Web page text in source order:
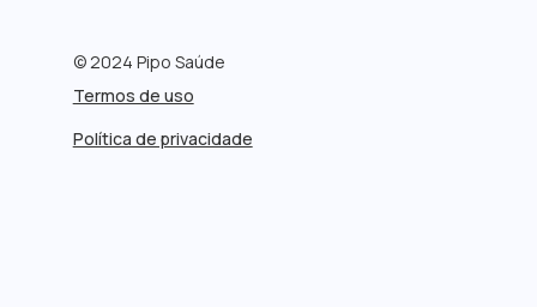
© 2024 Pipo Saúde
Termos de uso
Política de privacidade